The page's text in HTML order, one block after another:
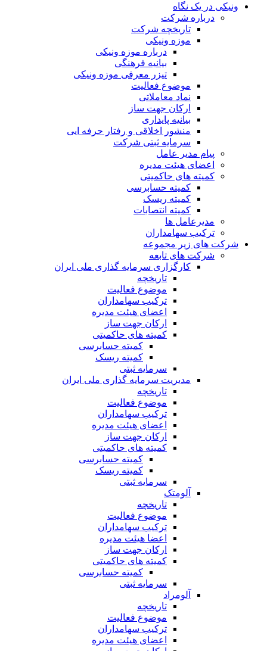
ونیکی در یک نگاه
درباره شرکت
تاریخچه شرکت
موزه ونیکی
درباره موزه ونیکی
بیانیه فرهنگی
تیزر معرفی موزه ونیکی
موضوع فعالیت
نماد معاملاتی
ارکان جهت ساز
بیانیه پایداری
منشور اخلاقی و رفتار حرفه ایی
سرمایه ثبتی شرکت
پیام مدیر عامل
اعضای هیئت مدیره
کمیته های حاکمیتی
کمیته حسابرسی
کمیته ریسک
کمیته انتصابات
مدیرعامل ها
ترکیب سهامداران
شرکت های زیر مجموعه
شرکت های تابعه
کارگزاری سرمایه گذاری ملی ایران
تاریخچه
موضوع فعالیت
ترکیب سهامداران
اعضای هیئت مدیره
ارکان جهت ساز
کمیته های حاکمیتی
کمیته حسابرسی
کمیته ریسک
سرمایه ثبتی
مدیریت سرمایه گذاری ملی ایران
تاریخچه
موضوع فعالیت
ترکیب سهامداران
اعضای هیئت مدیره
ارکان جهت ساز
کمیته های حاکمیتی
کمیته حسابرسی
کمیته ریسک
سرمایه ثبتی
آلومتک
تاریخچه
موضوع فعالیت
ترکیب سهامداران
اعضا هیئت مدیره
ارکان جهت ساز
کمیته های حاکمیتی
کمیته حسابرسی
سرمایه ثبتی
آلومراد
تاریخچه
موضوع فعالیت
ترکیب سهامداران
اعضای هیئت مدیره